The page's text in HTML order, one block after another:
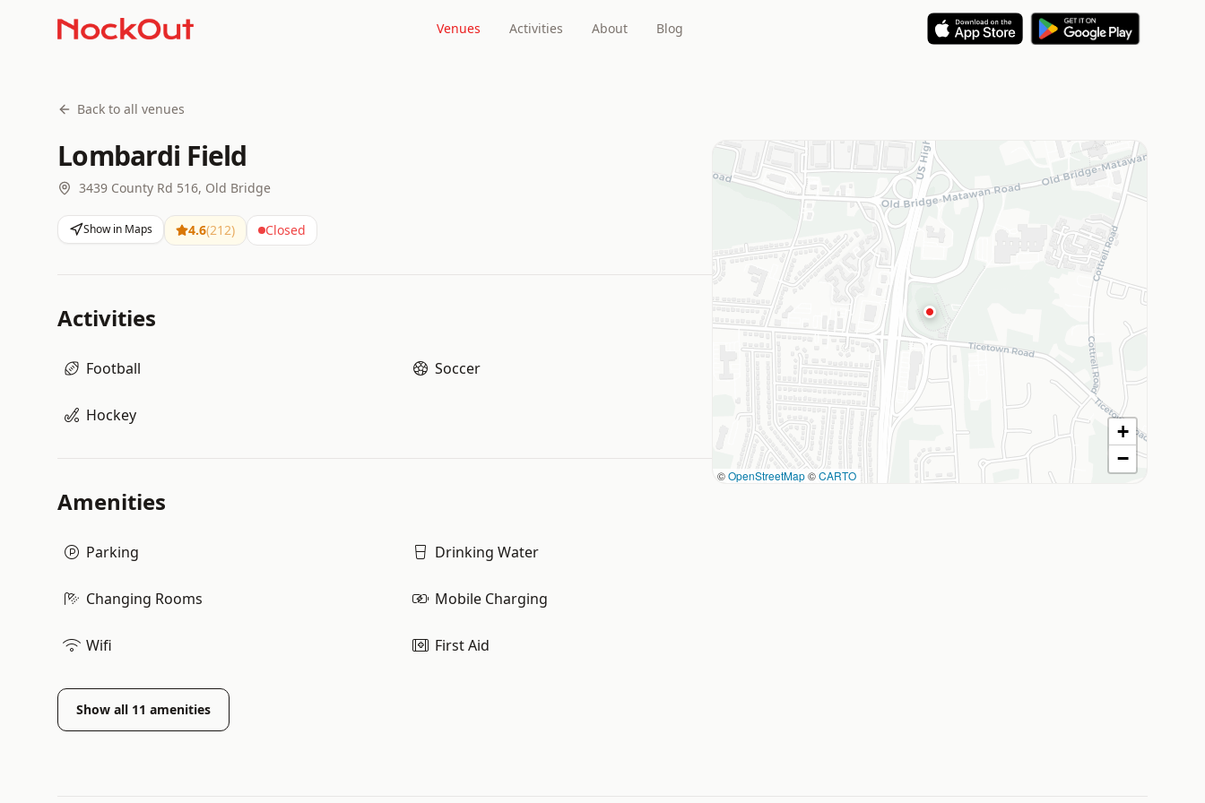
Venues Activities About Blog
Back to all venues
Lombardi Field
3439 County Rd 516, Old Bridge
Show in Maps 4.6(212) Closed
Activities
Football Soccer
Hockey
Amenities
Parking Drinking Water
Changing Rooms Mobile Charging
Wifi First Aid
Show all 11 amenities
©OpenStreetMap©CARTO
+
−